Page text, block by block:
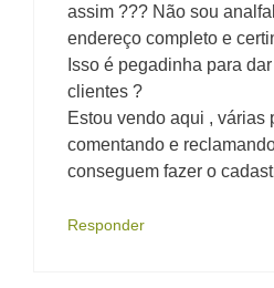
assim ??? Não sou
endereço completo e
Isso é pegadinha para
clientes ?
Estou vendo aqui , várias
comentando e
conseguem fazer o
Responder